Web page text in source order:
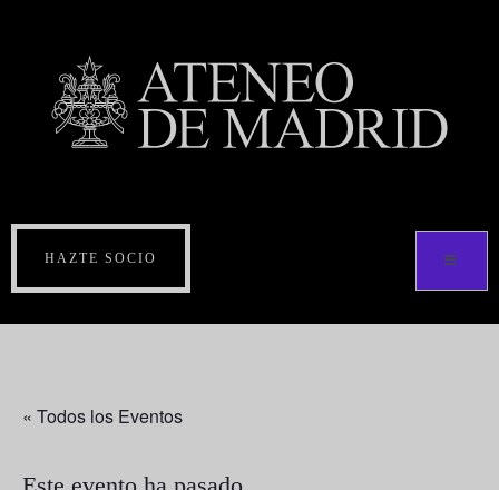
HAZTE SOCIO
« Todos los Eventos